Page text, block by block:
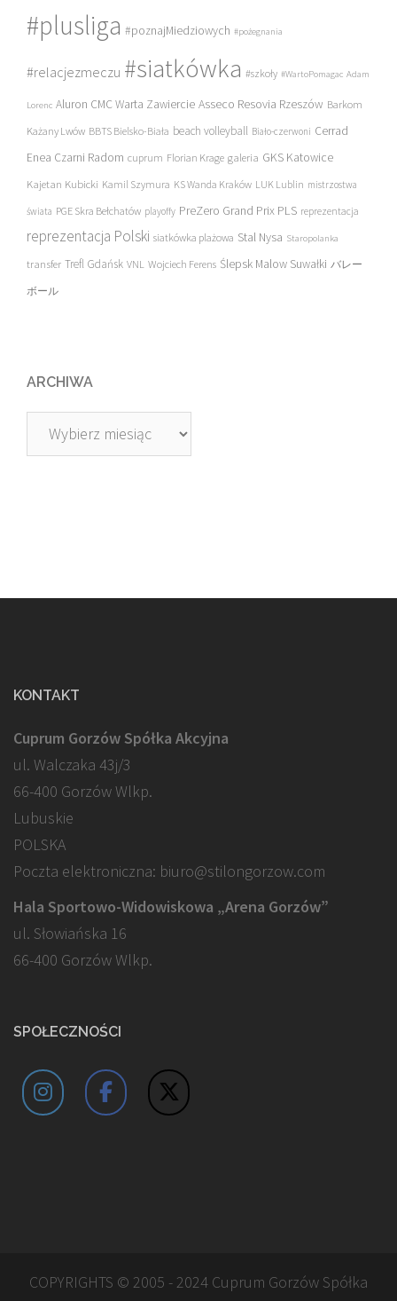
#plusliga #poznajMiedziowych #pożegnania
#relacjezmeczu #siatkówka #szkoły #WartoPomagac Adam
Lorenc Aluron CMC Warta Zawiercie Asseco Resovia Rzeszów Barkom
Każany Lwów BBTS Bielsko-Biała beach volleyball Biało-czerwoni Cerrad
Enea Czarni Radom cuprum Florian Krage galeria GKS Katowice
Kajetan Kubicki Kamil Szymura KS Wanda Kraków LUK Lublin mistrzostwa
świata PGE Skra Bełchatów playoffy PreZero Grand Prix PLS reprezentacja
reprezentacja Polski siatkówka plażowa Stal Nysa Staropolanka
transfer Trefl Gdańsk VNL Wojciech Ferens Ślepsk Malow Suwałki バレー
ボール
ARCHIWA
Archiwa
KONTAKT
Cuprum Gorzów Spółka Akcyjna
ul. Walczaka 43j/3
66-400 Gorzów Wlkp.
Lubuskie
POLSKA
Poczta elektroniczna: biuro@stilongorzow.com
Hala Sportowo-Widowiskowa „Arena Gorzów”
ul. Słowiańska 16
66-400 Gorzów Wlkp.
SPOŁECZNOŚCI
COPYRIGHTS © 2005 - 2024 Cuprum Gorzów Spółka